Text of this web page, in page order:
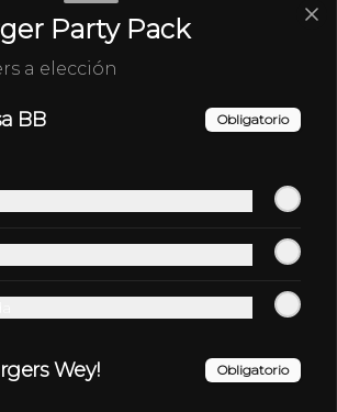
SushiBurger Party Pack
$24.990
Party Pack
a elección
BB Obligatorio
Wey! Obligatorio